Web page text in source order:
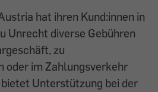
hat ihren Kund:innen in
Unrecht diverse Gebühren
zu
oder im Zahlungsverkehr
Unterstützung bei der